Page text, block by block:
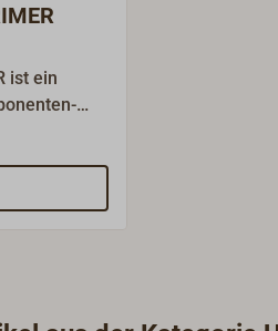
ist ein
für den
Er
als